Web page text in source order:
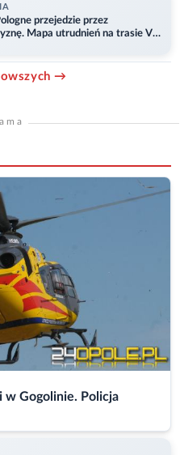
przejedzie przez
Mapa utrudnień na trasie V
→
w Gogolinie. Policja